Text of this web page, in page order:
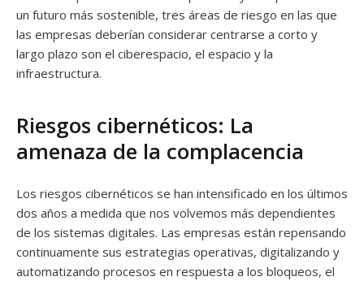
un futuro más sostenible, tres áreas de riesgo en las que
las empresas deberían considerar centrarse a corto y
largo plazo son el ciberespacio, el espacio y la
infraestructura.
Riesgos cibernéticos: La
amenaza de la complacencia
Los riesgos cibernéticos se han intensificado en los últimos
dos años a medida que nos volvemos más dependientes
de los sistemas digitales. Las empresas están repensando
continuamente sus estrategias operativas, digitalizando y
automatizando procesos en respuesta a los bloqueos, el